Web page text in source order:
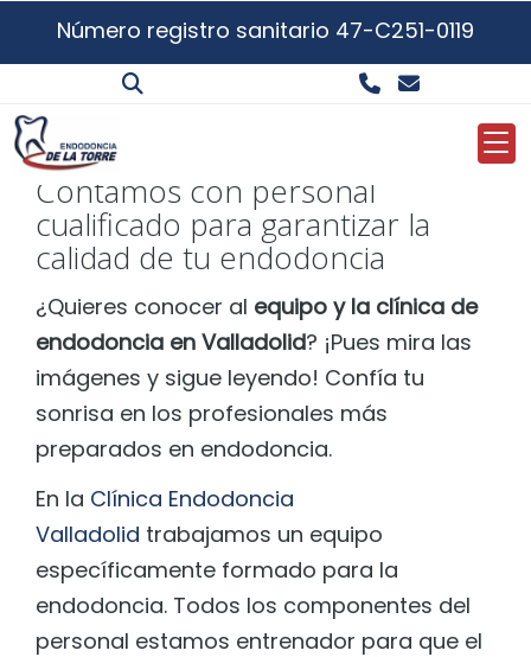
Número registro sanitario 47-C251-0119
El equipo y la clínica de
endodoncia en
Valladolid
Contamos con personal
cualificado para garantizar la
calidad de tu endodoncia
¿Quieres conocer al equipo y la clínica de
endodoncia en Valladolid? ¡Pues mira las
imágenes y sigue leyendo! Confía tu
sonrisa en los profesionales más
preparados en endodoncia.
En la Clínica Endodoncia
Valladolid trabajamos un equipo
específicamente formado para la
endodoncia. Todos los componentes del
personal estamos entrenador para que el